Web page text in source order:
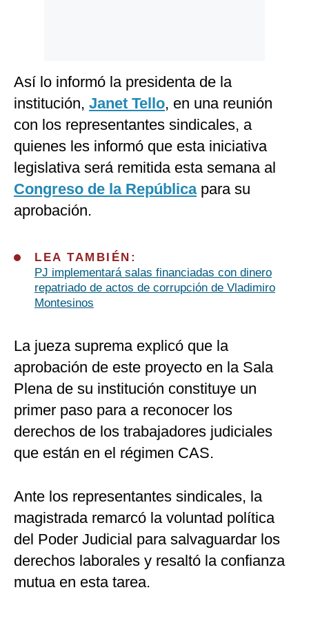
Así lo informó la presidenta de la
institución, Janet Tello, en una reunión
con los representantes sindicales, a
quienes les informó que esta iniciativa
legislativa será remitida esta semana al
Congreso de la Repúblicapara su
aprobación.
LEA TAMBIÉN:
PJ implementará salas financiadas con dinero
repatriado de actos de corrupción de Vladimiro
Montesinos
La jueza suprema explicó que la
aprobación de este proyecto en la Sala
Plena de su institución constituye un
primer paso para a reconocer los
derechos de los trabajadores judiciales
que están en el régimen CAS.
Ante los representantes sindicales, la
magistrada remarcó la voluntad política
del Poder Judicial para salvaguardar los
derechos laborales y resaltó la confianza
mutua en esta tarea.